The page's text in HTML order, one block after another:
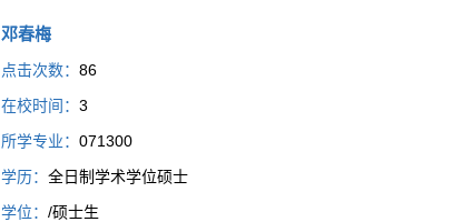
邓春梅
点击次数： 86
在校时间： 3
所学专业： 071300
学历： 全日制学术学位硕士
学位： /硕士生